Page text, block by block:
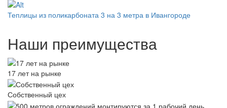
Теплицы из поликарбоната 3 на 3 метра в Ивангороде
Наши преимущества
17 лет на рынке
Собственный цех